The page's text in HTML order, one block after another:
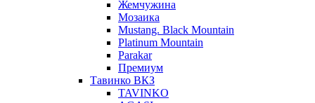
Жемчужина
Мозаика
Mustang. Black Mountain
Platinum Mountain
Parakar
Премиум
Тавинко ВКЗ
TAVINKO